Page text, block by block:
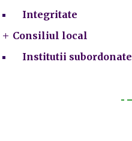
Integritate
Consiliul local
Institutii subordonate